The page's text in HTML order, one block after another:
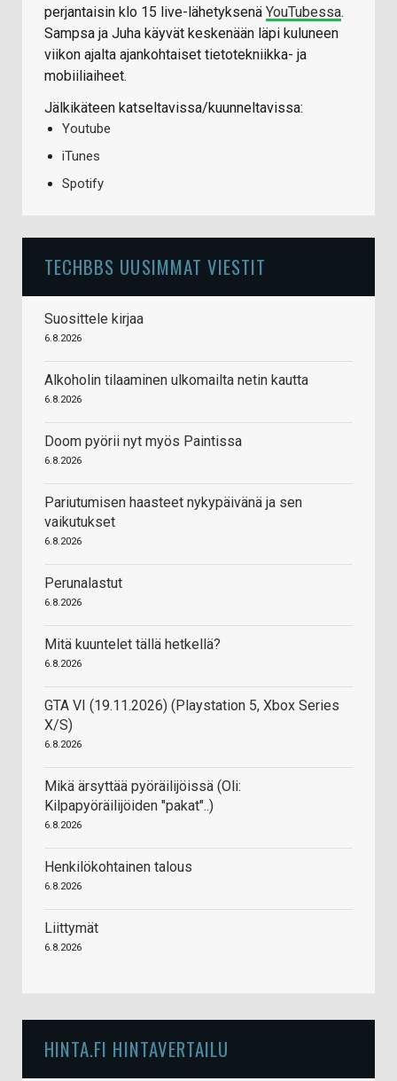
perjantaisin klo 15 live-lähetyksenä YouTubessa.
Sampsa ja Juha käyvät keskenään läpi kuluneen
viikon ajalta ajankohtaiset tietotekniikka- ja
mobiiliaiheet.
Jälkikäteen katseltavissa/kuunneltavissa:
Youtube
iTunes
Spotify
TECHBBS UUSIMMAT VIESTIT
Suosittele kirjaa
6.8.2026
Alkoholin tilaaminen ulkomailta netin kautta
6.8.2026
Doom pyörii nyt myös Paintissa
6.8.2026
Pariutumisen haasteet nykypäivänä ja sen
vaikutukset
6.8.2026
Perunalastut
6.8.2026
Mitä kuuntelet tällä hetkellä?
6.8.2026
GTA VI (19.11.2026) (Playstation 5, Xbox Series
X/S)
6.8.2026
Mikä ärsyttää pyöräilijöissä (Oli:
Kilpapyöräilijöiden "pakat"..)
6.8.2026
Henkilökohtainen talous
6.8.2026
Liittymät
6.8.2026
HINTA.FI HINTAVERTAILU